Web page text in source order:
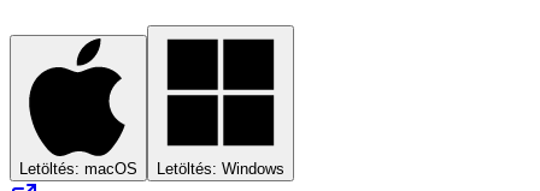
Letöltés: macOS Letöltés: Windows